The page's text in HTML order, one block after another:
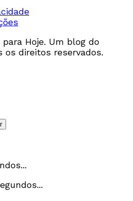
Hoje. Um blog do
os direitos reservados.